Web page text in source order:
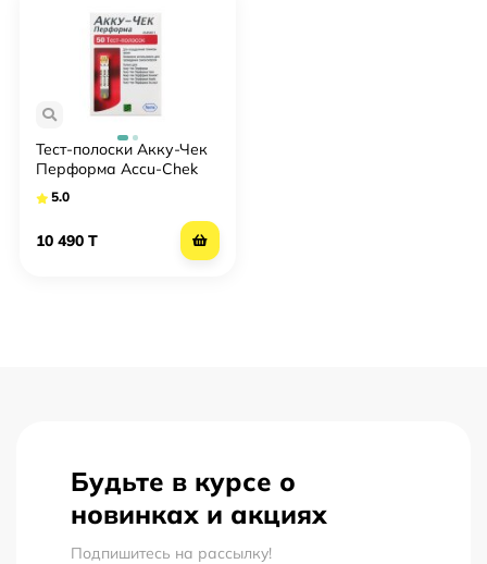
как в обычных магазинах, так и через интернет-
площадку, наши менеджеры обязательно
поинтересуются используемой вами моделью
глюкометра, чтобы исключить вероятность ошибки
покупателя – мы не стремимся продать товар любой
ценой, а хотим оказывать качественный и полезный для
диабетиков сервис.
Тест-полоски Акку-Чек
Перформа Accu-Chek
Performa №50
5.0
10 490 T
Будьте в курсе о
новинках и акциях
Подпишитесь на рассылкy!